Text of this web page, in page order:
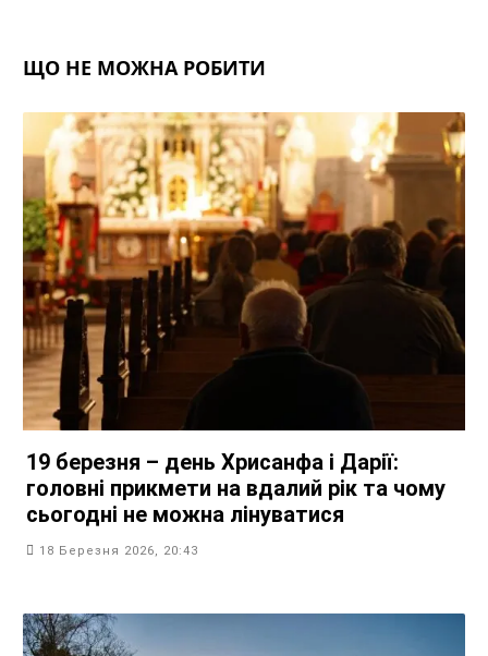
ЩО НЕ МОЖНА РОБИТИ
19 березня – день Хрисанфа і Дарії:
головні прикмети на вдалий рік та чому
сьогодні не можна лінуватися
18 Березня 2026, 20:43